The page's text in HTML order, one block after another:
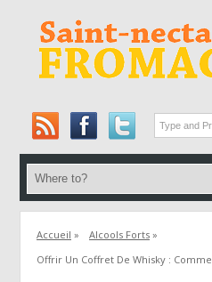
Accueil » Alcools Forts »
Offrir Un Coffret De Whisky :